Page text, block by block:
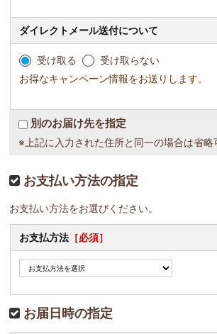
ダイレクトメール送付について
受け取る
受け取らない
お得なキャンペーン情報をお送りします。
別のお届け先を指定
※上記に入力された住所と同一の場合は省略
お支払い方法の指定
お支払い方法をお選びください。
お支払方法 ［必須］
お届日時の指定